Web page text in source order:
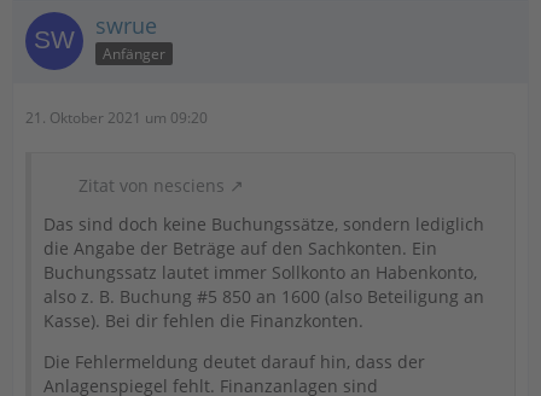
swrue
Anfänger
21. Oktober 2021 um 09:20
Zitat von nesciens
Das sind doch keine Buchungssätze, sondern lediglich
die Angabe der Beträge auf den Sachkonten. Ein
Buchungssatz lautet immer Sollkonto an Habenkonto,
also z. B. Buchung #5 850 an 1600 (also Beteiligung an
Kasse). Bei dir fehlen die Finanzkonten.
Die Fehlermeldung deutet darauf hin, dass der
Anlagenspiegel fehlt. Finanzanlagen sind